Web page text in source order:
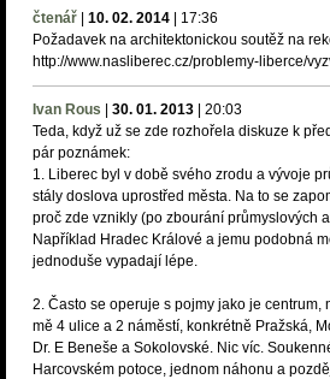
čtenář 10. 02. 2014 17:36
Požadavek na architektonickou soutěž na
http://www.nasliberec.cz/problemy-liberce/
Ivan Rous 30. 01. 2013 20:03
Teda, když už se zde rozhořela diskuze k
pár poznámek:
1. Liberec byl v době svého zrodu a vývoje
stály doslova uprostřed města. Na to se
proč zde vznikly (po zbourání průmyslových
Například Hradec Králové a jemu podobná
jednoduše vypadají lépe.
2. Často se operuje s pojmy jako je centrum,
mě 4 ulice a 2 náměstí, konkrétně Pražská,
Dr. E Beneše a Sokolovské. Nic víc.
Harcovském potoce, jednom náhonu a